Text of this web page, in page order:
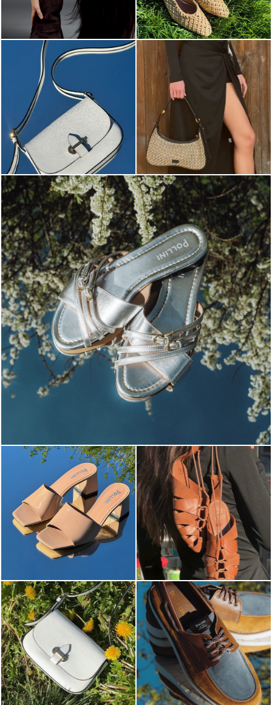
Blending sass and class, the Echos mule in silver is...